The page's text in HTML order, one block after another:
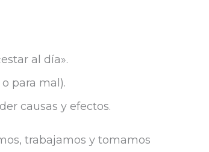
al día».
para mal).
causas y efectos.
trabajamos y tomamos